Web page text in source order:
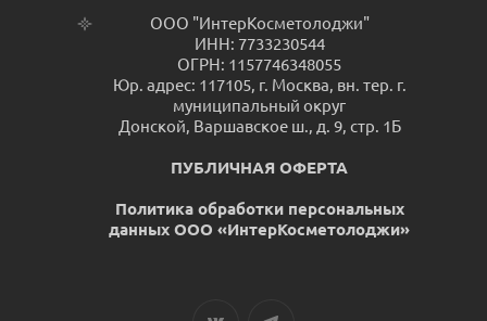
ООО "ИнтерКосметолоджи"
ИНН: 7733230544
ОГРН: 1157746348055
Юр. адрес: 117105, г. Москва, вн. тер. г.
муниципальный округ
Донской, Варшавское ш., д. 9, стр. 1Б
ПУБЛИЧНАЯ ОФЕРТА
Политика обработки персональных
данных ООО «ИнтерКосметолоджи»